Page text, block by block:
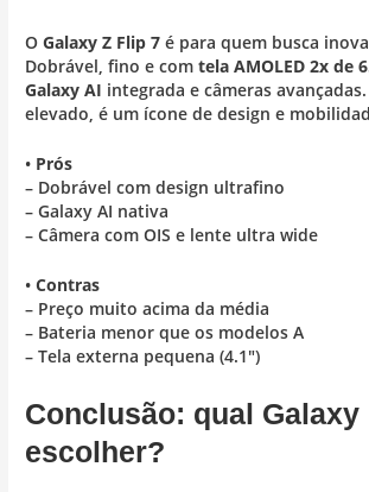
OGalaxy Z Flip 7 é para quem busca
Dobrável, fino e comtela AMOLED 2x de
Galaxy AI integrada e câmeras
elevado, é um ícone de design e
• Prós
– Dobrável com design ultrafino
– Galaxy AI nativa
– Câmera com OIS e lente ultra wide
•Contras
– Preço muito acima da média
– Bateria menor que os modelos A
– Tela externa pequena (4.1″)
Conclusão: qual Galaxy
escolher?